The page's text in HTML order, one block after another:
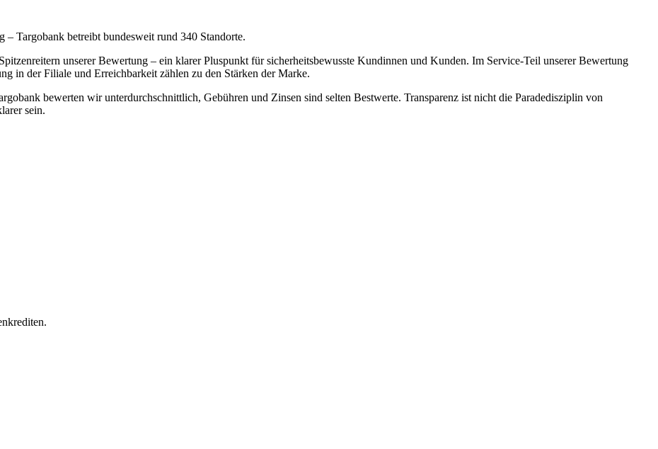
Targobank betreibt bundesweit rund 340 Standorte.
unserer Bewertung – ein klarer Pluspunkt für sicherheitsbewusste Kundinnen und Kunden. Im Service-Teil unserer Bewertung
in der Filiale und Erreichbarkeit zählen zu den Stärken der Marke.
bewerten wir unterdurchschnittlich, Gebühren und Zinsen sind selten Bestwerte. Transparenz ist nicht die Paradedisziplin von
sein.